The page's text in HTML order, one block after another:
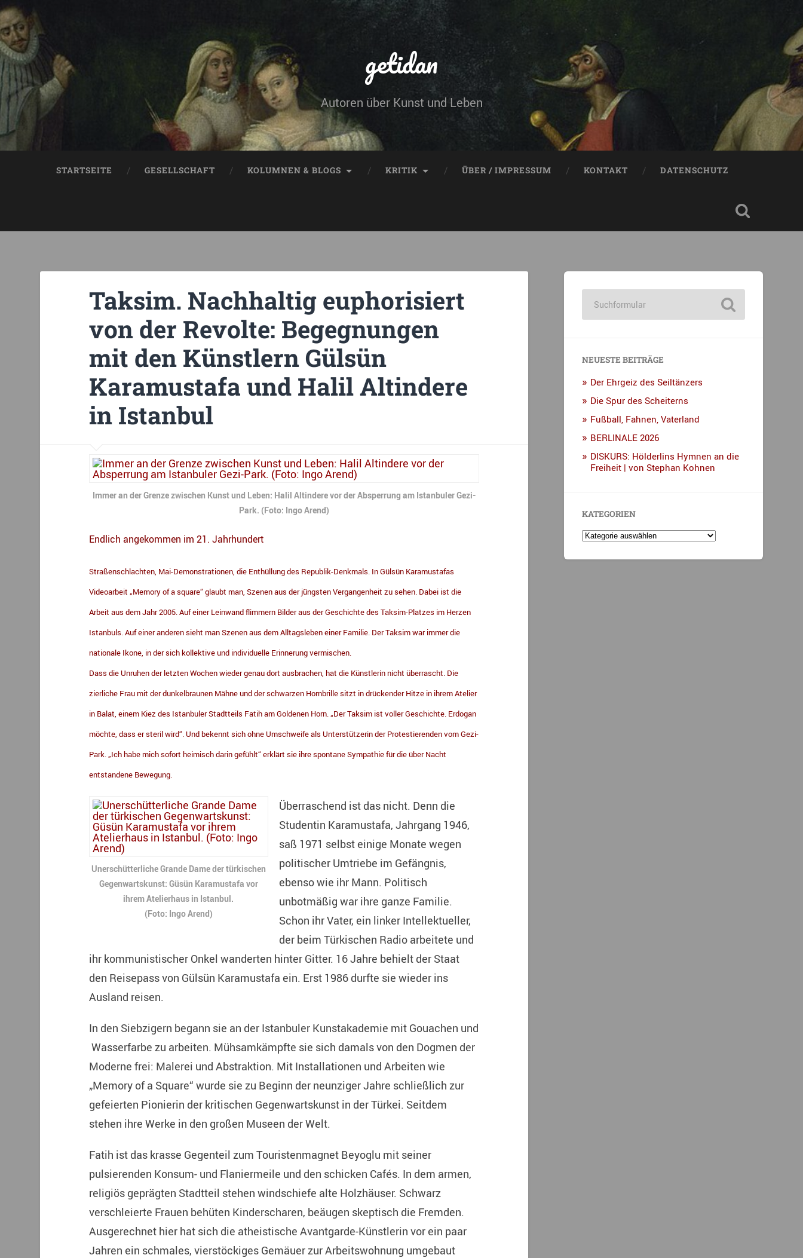
getidan
Autoren über Kunst und Leben
STARTSEITE GESELLSCHAFT KOLUMNEN & BLOGS KRITIK ÜBER / IMPRESSUM KONTAKT DATENSCHUTZ
Taksim. Nachhaltig euphorisiert
von der Revolte: Begegnungen
mit den Künstlern Gülsün
Karamustafa und Halil Altindere
in Istanbul
Immer an der Grenze zwischen Kunst und Leben: Halil Altindere vor der Absperrung am Istanbuler Gezi-
Park. (Foto: Ingo Arend)
Endlich angekommen im 21. Jahrhundert
Straßenschlachten, Mai-Demonstrationen, die Enthüllung des Republik-Denkmals. In Gülsün Karamustafas
Videoarbeit „Memory of a square“ glaubt man, Szenen aus der jüngsten Vergangenheit zu sehen. Dabei ist die
Arbeit aus dem Jahr 2005. Auf einer Leinwand flimmern Bilder aus der Geschichte des Taksim-Platzes im Herzen
Istanbuls. Auf einer anderen sieht man Szenen aus dem Alltagsleben einer Familie. Der Taksim war immer die
nationale Ikone, in der sich kollektive und individuelle Erinnerung vermischen.
Dass die Unruhen der letzten Wochen wieder genau dort ausbrachen, hat die Künstlerin nicht überrascht. Die
zierliche Frau mit der dunkelbraunen Mähne und der schwarzen Hornbrille sitzt in drückender Hitze in ihrem Atelier
in Balat, einem Kiez des Istanbuler Stadtteils Fatih am Goldenen Horn. „Der Taksim ist voller Geschichte. Erdogan
möchte, dass er steril wird“. Und bekennt sich ohne Umschweife als Unterstützerin der Protestierenden vom Gezi-
Park. „Ich habe mich sofort heimisch darin gefühlt“ erklärt sie ihre spontane Sympathie für die über Nacht
entstandene Bewegung.
Unerschütterliche Grande Dame der türkischen
Gegenwartskunst: Güsün Karamustafa vor
ihrem Atelierhaus in Istanbul.
(Foto: Ingo Arend)
Überraschend ist das nicht. Denn die
Studentin Karamustafa, Jahrgang 1946,
saß 1971 selbst einige Monate wegen
politischer Umtriebe im Gefängnis,
ebenso wie ihr Mann. Politisch
unbotmäßig war ihre ganze Familie.
Schon ihr Vater, ein linker Intellektueller,
der beim Türkischen Radio arbeitete und
ihr kommunistischer Onkel wanderten hinter Gitter. 16 Jahre behielt der Staat
den Reisepass von Gülsün Karamustafa ein. Erst 1986 durfte sie wieder ins
Ausland reisen.
In den Siebzigern begann sie an der Istanbuler Kunstakademie mit Gouachen und
Wasserfarbe zu arbeiten. Mühsamkämpfte sie sich damals von den Dogmen der
Moderne frei: Malerei und Abstraktion. Mit Installationen und Arbeiten wie
„Memory of a Square“ wurde sie zu Beginn der neunziger Jahre schließlich zur
gefeierten Pionierin der kritischen Gegenwartskunst in der Türkei. Seitdem
stehen ihre Werke in den großen Museen der Welt.
Fatih ist das krasse Gegenteil zum Touristenmagnet Beyoglu mit seiner
pulsierenden Konsum- und Flaniermeile und den schicken Cafés. In dem armen,
religiös geprägten Stadtteil stehen windschiefe alte Holzhäuser. Schwarz
verschleierte Frauen behüten Kinderscharen, beäugen skeptisch die Fremden.
Ausgerechnet hier hat sich die atheistische Avantgarde-Künstlerin vor ein paar
Jahren ein schmales, vierstöckiges Gemäuer zur Arbeitswohnung umgebaut
NEUESTE BEITRÄGE
Der Ehrgeiz des Seiltänzers
Die Spur des Scheiterns
Fußball, Fahnen, Vaterland
BERLINALE 2026
DISKURS: Hölderlins Hymnen an die
Freiheit | von Stephan Kohnen
KATEGORIEN